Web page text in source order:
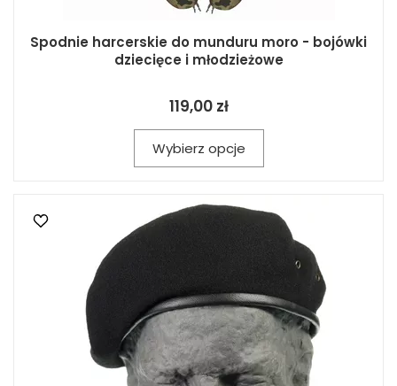
Spodnie harcerskie do munduru moro - bojówki
dziecięce i młodzieżowe
119,00 zł
Wybierz opcje